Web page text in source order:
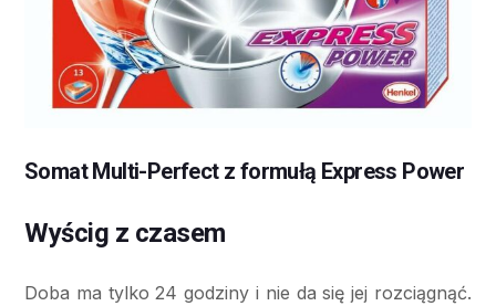
Somat Multi-Perfect z formułą Express Power
Wyścig z czasem
Doba ma tylko 24 godziny i nie da się jej rozciągnąć.